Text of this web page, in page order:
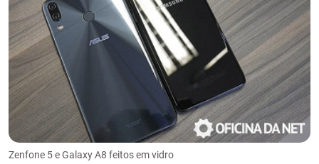
Zenfone 5 e Galaxy A8 feitos em vidro